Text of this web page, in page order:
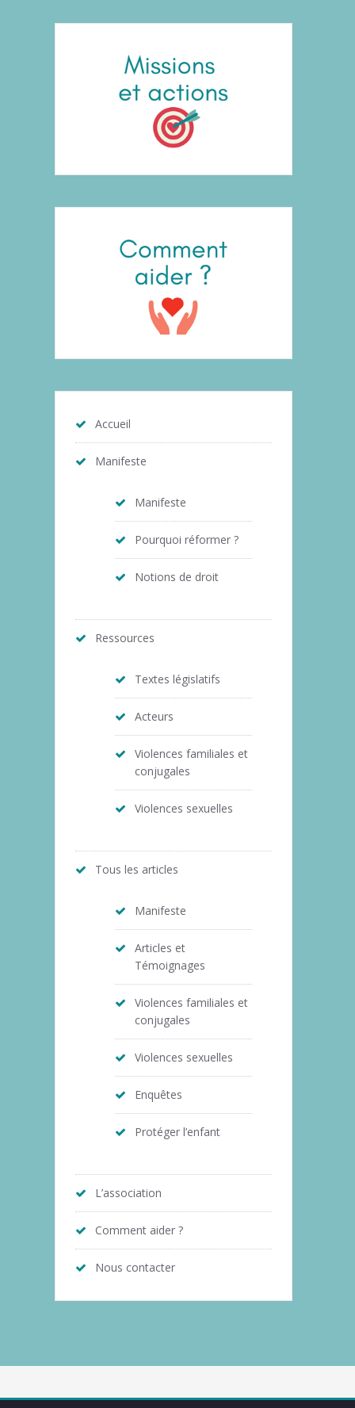
Accueil
Manifeste
Manifeste
Pourquoi réformer ?
Notions de droit
Ressources
Textes législatifs
Acteurs
Violences familiales et
conjugales
Violences sexuelles
Tous les articles
Manifeste
Articles et
Témoignages
Violences familiales et
conjugales
Violences sexuelles
Enquêtes
Protéger l’enfant
L’association
Comment aider ?
Nous contacter